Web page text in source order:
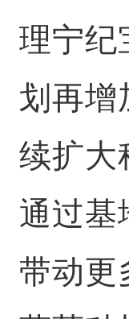
理宁纪
划再增
续扩大
通过基
带动更